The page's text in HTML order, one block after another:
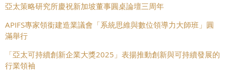
亞太策略研究所慶祝新加坡董事圓桌論壇三周年
APIFS專家領銜建造業議會「系統思維與數位領導力大師班」圓
滿舉行
「亞太可持續創新企業大獎2025」表揚推動創新與可持續發展的
行業領袖